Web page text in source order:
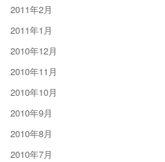
2011年2月
2011年1月
2010年12月
2010年11月
2010年10月
2010年9月
2010年8月
2010年7月